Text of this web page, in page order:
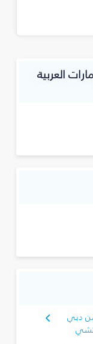
العربية
دبي